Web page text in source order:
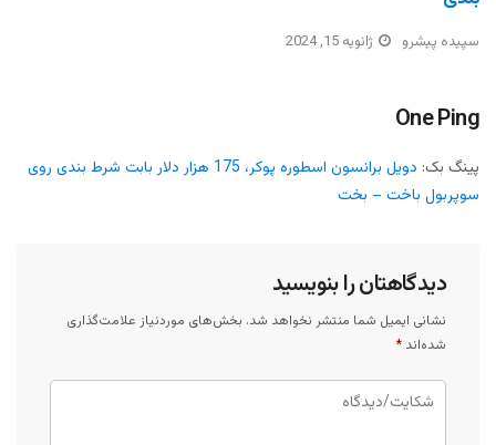
سپیده پیشرو ژانویه 15, 2024
One Ping
پینگ بک:
دویل برانسون اسطوره پوکر، 175 هزار دلار بابت شرط بندی روی
سوپربول باخت – بخت
دیدگاهتان را بنویسید
نشانی ایمیل شما منتشر نخواهد شد. بخش‌های موردنیاز علامت‌گذاری
شده‌اند *